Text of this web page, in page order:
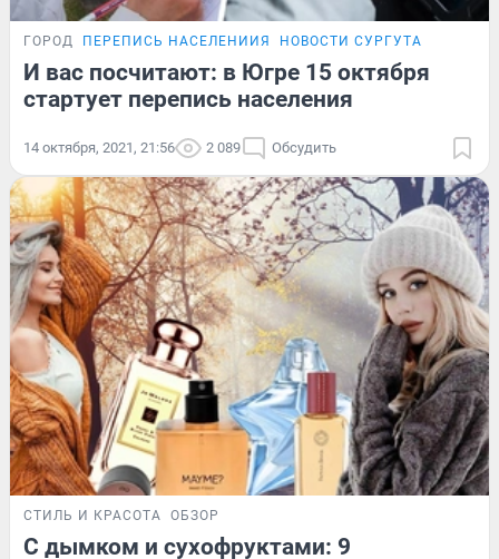
ГОРОД ПЕРЕПИСЬ НАСЕЛЕНИИЯ НОВОСТИ СУРГУТА
И вас посчитают: в Югре 15 октября
стартует перепись населения
14 октября, 2021, 21:56 2 089 Обсудить
СТИЛЬ И КРАСОТА ОБЗОР
С дымком и сухофруктами: 9